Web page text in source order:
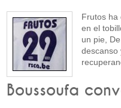
Frutos ha
en el
un pie,
descanso
Boussoufa